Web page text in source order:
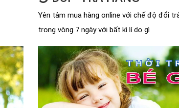
Yên tâm mua hàng online với chế độ đổi
trong vòng 7 ngày với bất kì lí do gì